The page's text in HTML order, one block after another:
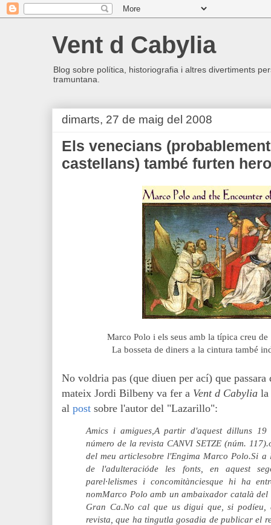
Vent d Cabylia
Blog sobre política, historiografia i altres divertiments
tramuntana.
dimarts, 27 de maig del 2008
Els venecians
castellans) també furten
Marco Polo i els seus amb la típica creu de
La bosseta de diners a la cintura també
No voldria pas (que diuen per ací) que passara
mateix Jordi Bilbeny va fer a Vent d Cabylia la
al post sobre l'autor del "Lazarillo":
Amics i amigues,A partir d'aquest dilluns
número de la revista CANVI SETZE (núm.
del meu articlesobre l'Engima Marco Polo.Si
de l'adulteracióde les fonts, en aquest
parel·lelismes i concomitànciesque hi ha
nomMarco Polo amb un ambaixador català
Gran Ca.No cal que us digui que, si podíeu,
revista, que ha tingutla gosadia de publicar el